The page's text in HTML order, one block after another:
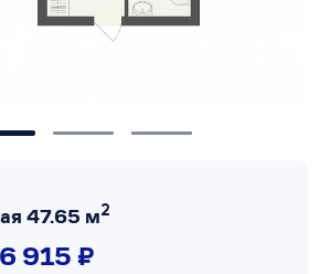
47.65 м2
915 ₽